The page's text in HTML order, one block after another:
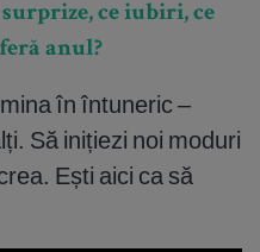
surprize, ce iubiri, ce
anul?
în întuneric –
Să inițiezi noi moduri
Ești aici ca să